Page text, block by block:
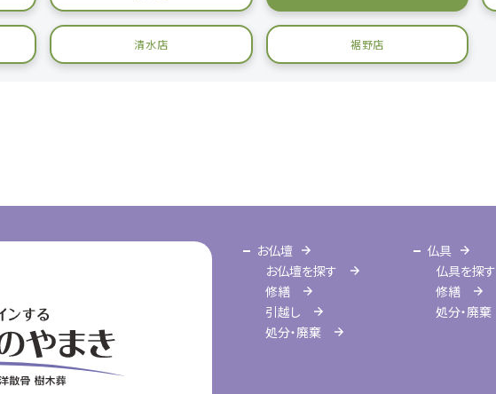
清水店 裾野店
お仏壇
お仏壇を探す
修繕
引越し
処分・廃棄
仏具
仏具を探す
修繕
処分・廃棄